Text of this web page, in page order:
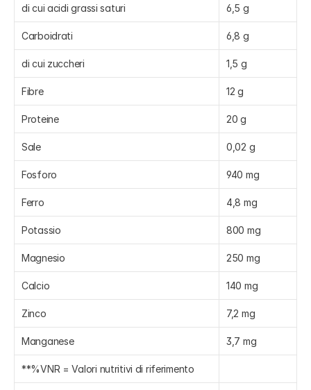
di cui acidi grassi saturi 6,5 g
Carboidrati 6,8 g
di cui zuccheri 1,5 g
Fibre 12 g
Proteine 20 g
Sale 0,02 g
Fosforo 940 mg
Ferro 4,8 mg
Potassio 800 mg
Magnesio 250 mg
Calcio 140 mg
Zinco 7,2 mg
Manganese 3,7 mg
**%VNR = Valori nutritivi di riferimento